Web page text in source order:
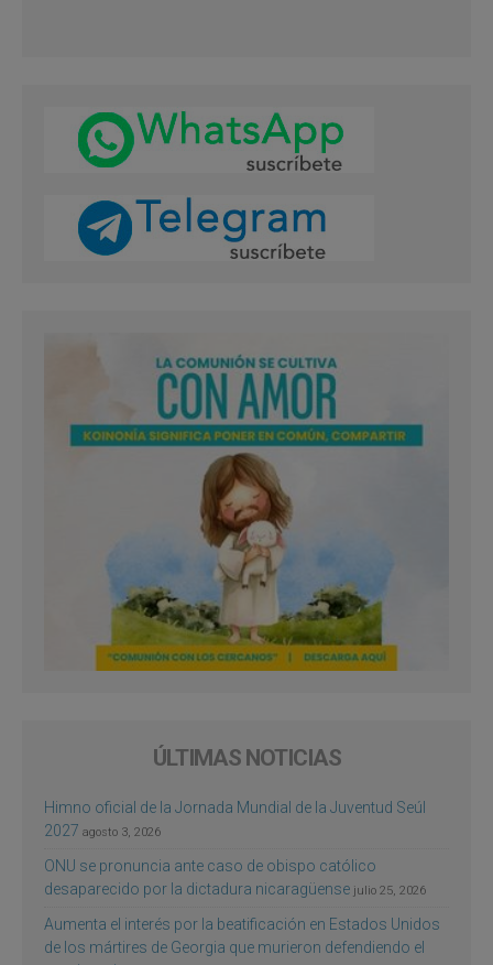
ÚLTIMAS NOTICIAS
Himno oficial de la Jornada Mundial de la Juventud Seúl
2027 agosto 3, 2026
ONU se pronuncia ante caso de obispo católico
desaparecido por la dictadura nicaragüense julio 25, 2026
Aumenta el interés por la beatificación en Estados Unidos
de los mártires de Georgia que murieron defendiendo el